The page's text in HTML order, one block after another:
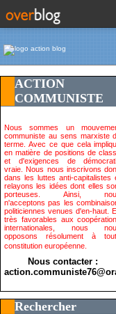
ACTION
COMMUNISTE
Nous sommes un
communiste au sens marxiste
terme. Avec ce que cela
en matière de positions de
et d'exigences de
vraie. Nous nous inscrivons
dans les luttes anti-capitalistes
relayons les idées dont elles
porteuses. Ainsi,
n'acceptons pas les
politiciennes venues d'en-haut.
très favorables aux
internationales, nous
opposons résolument à
constitution européenne.
Nous contacter :
Rechercher